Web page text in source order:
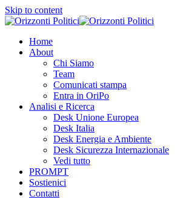
Skip to content
Home
About
Chi Siamo
Team
Comunicati stampa
Entra in OriPo
Analisi e Ricerca
Desk Unione Europea
Desk Italia
Desk Energia e Ambiente
Desk Sicurezza Internazionale
Vedi tutto
PROMPT
Sostienici
Contatti